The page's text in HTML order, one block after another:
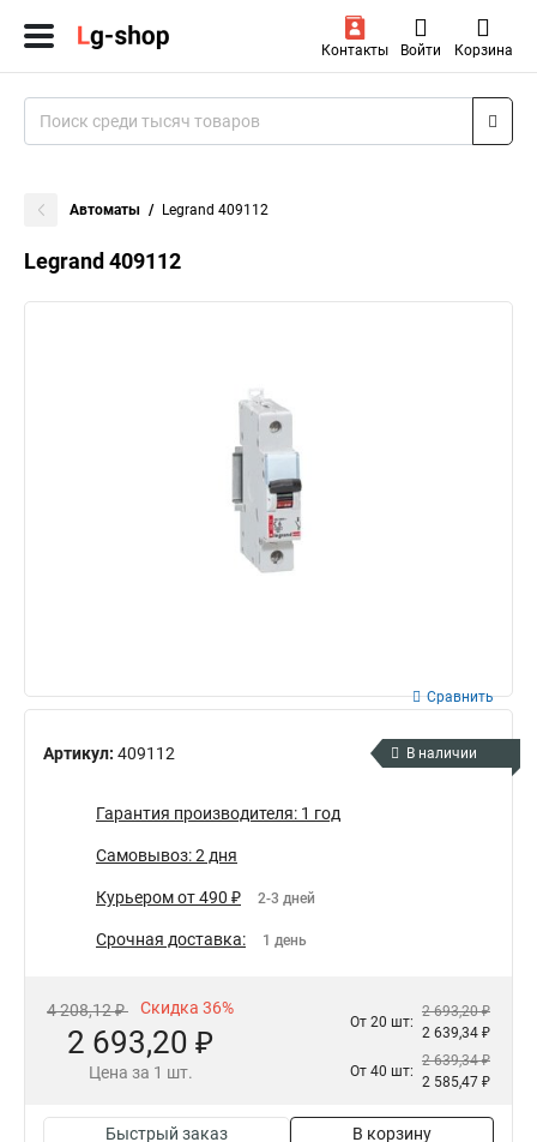
Контакты Войти Корзина
Автоматы Legrand 409112
Legrand 409112
Артикул: 409112
Сравнить
В наличии
Гарантия производителя: 1 год
Самовывоз: 2 дня
Курьером от 490 ₽ 2-3 дней
Срочная доставка: 1 день
4 208,12 ₽ Скидка 36%
2 693,20 ₽
Цена за 1 шт.
От 20 шт:
2 693,20 ₽
2 639,34 ₽
От 40 шт:
2 639,34 ₽
2 585,47 ₽
Быстрый заказ В корзину